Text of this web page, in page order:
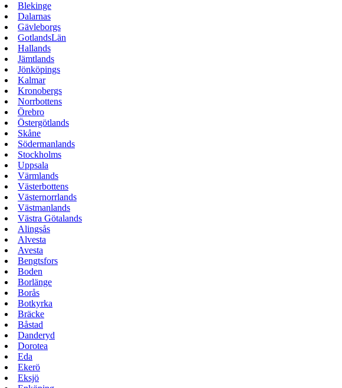
Blekinge
Dalarnas
Gävleborgs
GotlandsLän
Hallands
Jämtlands
Jönköpings
Kalmar
Kronobergs
Norrbottens
Örebro
Östergötlands
Skåne
Södermanlands
Stockholms
Uppsala
Värmlands
Västerbottens
Västernorrlands
Västmanlands
Västra Götalands
Alingsås
Alvesta
Avesta
Bengtsfors
Boden
Borlänge
Borås
Botkyrka
Bräcke
Båstad
Danderyd
Dorotea
Eda
Ekerö
Eksjö